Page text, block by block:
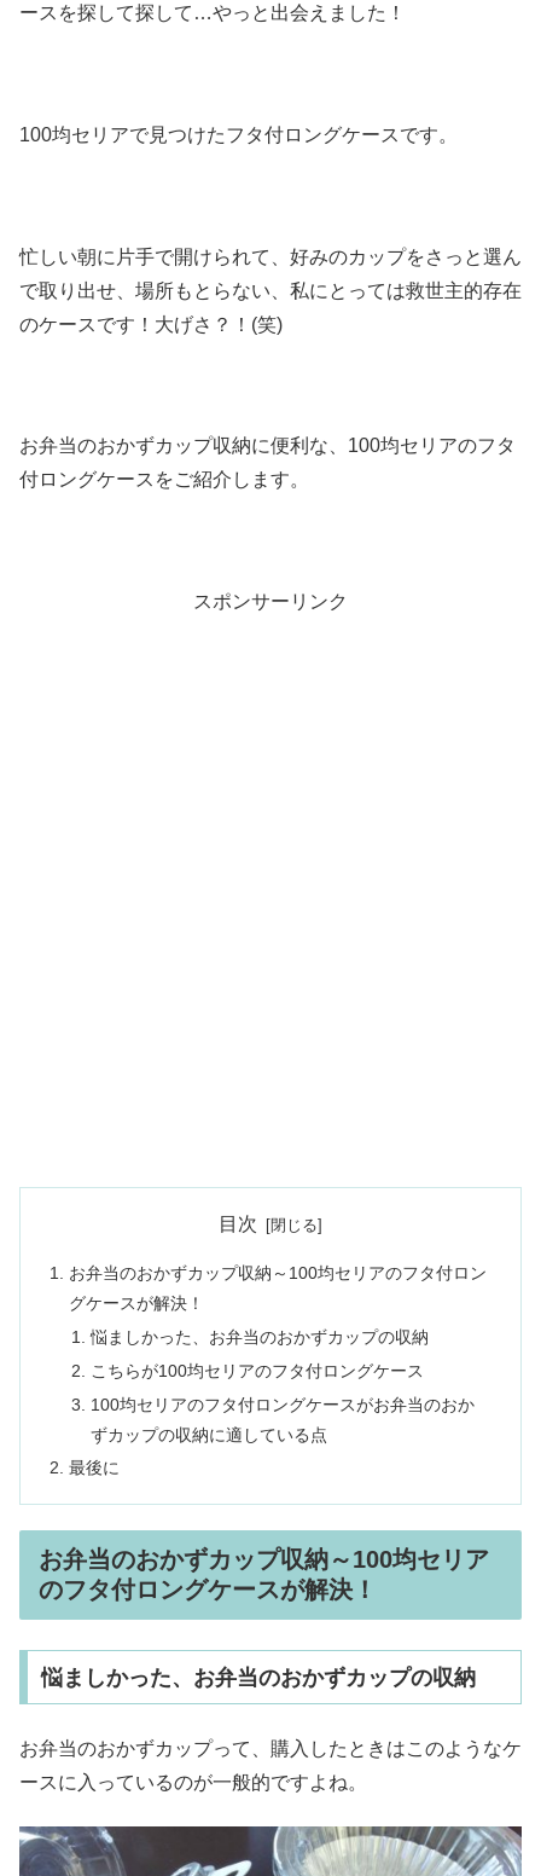
ースを探して探して…やっと出会えました！
100均セリアで見つけたフタ付ロングケースです。
忙しい朝に片手で開けられて、好みのカップをさっと選ん
で取り出せ、場所もとらない、私にとっては救世主的存在
のケースです！大げさ？！(笑)
お弁当のおかずカップ収納に便利な、100均セリアのフタ
付ロングケースをご紹介します。
スポンサーリンク
目次
お弁当のおかずカップ収納～100均セリアのフタ付ロン
グケースが解決！
悩ましかった、お弁当のおかずカップの収納
こちらが100均セリアのフタ付ロングケース
100均セリアのフタ付ロングケースがお弁当のおか
ずカップの収納に適している点
最後に
お弁当のおかずカップ収納～100均セリア
のフタ付ロングケースが解決！
悩ましかった、お弁当のおかずカップの収納
お弁当のおかずカップって、購入したときはこのようなケ
ースに入っているのが一般的ですよね。